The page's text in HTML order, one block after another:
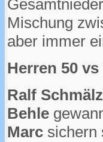
Mischung
aber immer
Herren 50
Ralf
Behle
Marc sichern